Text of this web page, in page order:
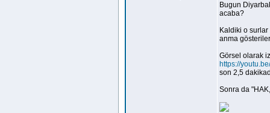
Bugun
acaba?
Kaldiki o
anma
Görsel olarak
https://
son 2,5
Sonra da